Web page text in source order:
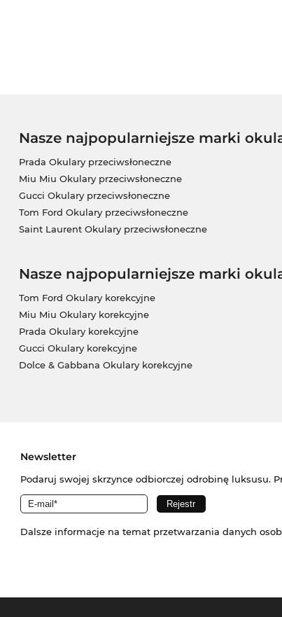
wyślemy Ci twoje nowe okulary W naszym
Nasze najpopularniejsze marki
Prada Okulary przeciwsłoneczne
Miu Miu Okulary przeciwsłoneczne
Gucci Okulary przeciwsłoneczne
Tom Ford Okulary przeciwsłoneczne
Saint Laurent Okulary przeciwsłoneczne
Nasze najpopularniejsze marki
Tom Ford Okulary korekcyjne
Miu Miu Okulary korekcyjne
Prada Okulary korekcyjne
Gucci Okulary korekcyjne
Dolce & Gabbana Okulary korekcyjne
Newsletter
Podaruj swojej skrzynce odbiorczej odrobinę luksusu.
Dalsze informacje na temat przetwarzania danych